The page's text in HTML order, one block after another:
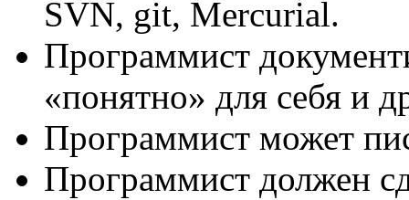
SVN, git, Mercurial.
Программист
«понятно» для себя и
Программист может
Программист должен